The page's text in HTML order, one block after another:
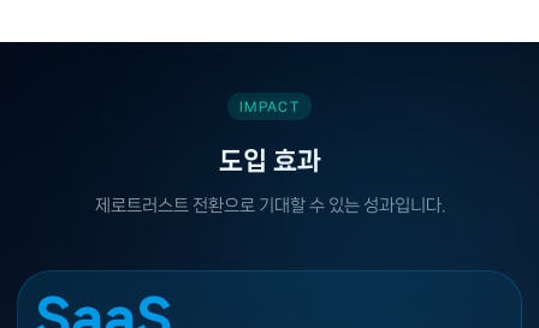
IMPACT
도입 효과
제로트러스트 전환으로 기대할 수 있는 성과입니다.